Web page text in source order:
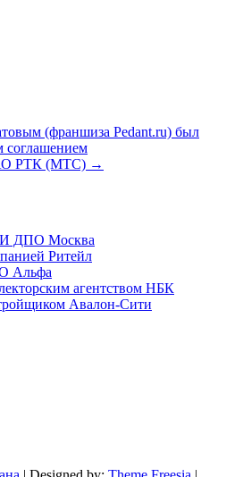
(франшиза Pedant.ru) был
соглашением
РТК (МТС) →
ДПО Москва
Ритейл
Альфа
агентством НБК
Авалон-Сити